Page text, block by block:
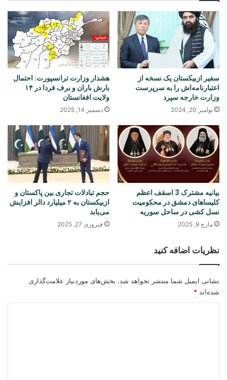
سفیر ازبیکستان یک نسخه از
اعتبارنامه‌اش را به سرپرست
وزارت خارجه سپرد
نوامبر 20, 2024
هشدار وزارت ترانسپورت: احتمال
بارش باران و برف فردا در ۱۴
ولایت افغانستان
دسمبر 14, 2025
بیانیه مشترک 3 اسقف اعظم
کلیساهای دمشق در محکومیت
نسل کشی در ساحل سوریه
مارچ 9, 2025
حجم تبادلات تجاری بین پاکستان و
ازبیکستان به ۲ میلیارد دالر افزایش
می‌یابد
فبروری 27, 2025
نظریات اضافه کنید
نشانی ایمیل شما منتشر نخواهد شد. بخش‌های موردنیاز علامت‌گذاری
شده‌اند *